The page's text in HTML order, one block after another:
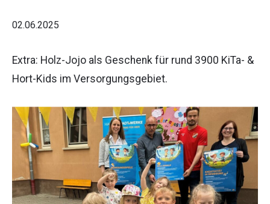
02.06.2025
Extra: Holz-Jojo als Geschenk für rund 3900 KiTa- &
Hort-Kids im Versorgungsgebiet.